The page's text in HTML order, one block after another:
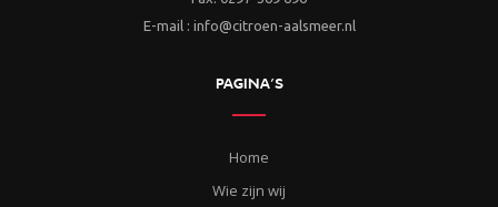
E-mail : info@citroen-aalsmeer.nl
PAGINA’S
Home
Wie zijn wij